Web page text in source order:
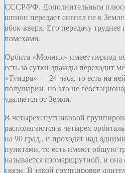
СССР/РФ. Дополнительным
шпион передает сигнал не к
вбок-вверх. Его передачу труднее
помехами.
Орбита «Молния» имеет период
есть за сутки дважды переходит
«Тундра» — 24 часа, то есть на
полушарии, но это не
удаляется от Земли.
В четырехспутниковой
располагаются в четырех
на 90 град., и проходят над
пунктами, то есть имеют общую
называется изомаршрутной, и
связи. В такой группировке